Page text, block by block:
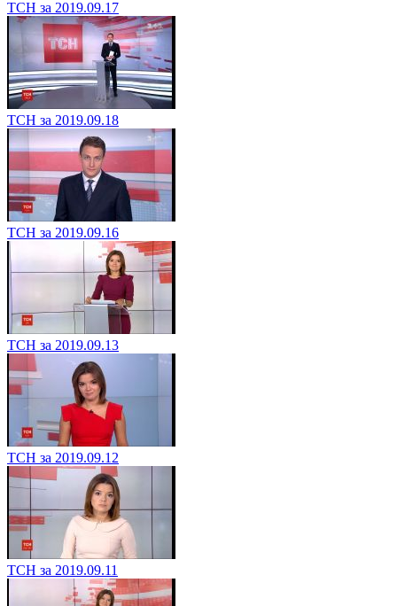
ТСН за 2019.09.17
ТСН за 2019.09.18
ТСН за 2019.09.16
ТСН за 2019.09.13
ТСН за 2019.09.12
ТСН за 2019.09.11